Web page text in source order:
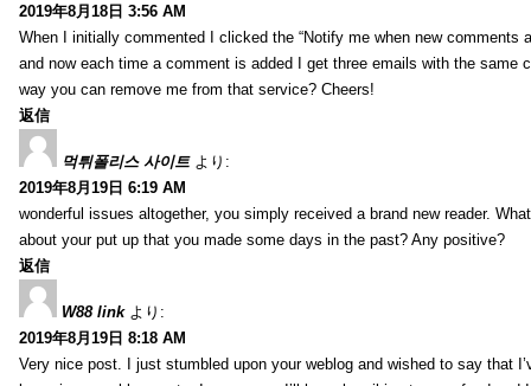
2019年8月18日 3:56 AM
When I initially commented I clicked the “Notify me when new comments
and now each time a comment is added I get three emails with the same
way you can remove me from that service? Cheers!
返信
먹튀폴리스 사이트 より:
2019年8月19日 6:19 AM
wonderful issues altogether, you simply received a brand new reader.
about your put up that you made some days in the past? Any positive?
返信
W88 link より:
2019年8月19日 8:18 AM
Very nice post. I just stumbled upon your weblog and wished to say that